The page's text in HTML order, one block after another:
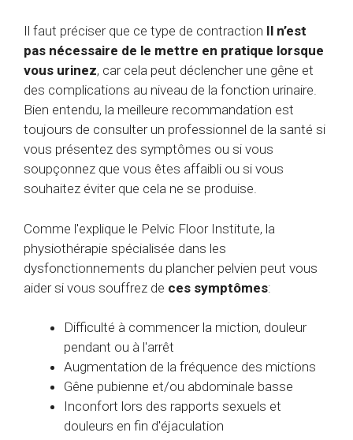
Il faut préciser que ce type de contraction Il n’est
pas nécessaire de le mettre en pratique lorsque
vous urinez, car cela peut déclencher une gêne et
des complications au niveau de la fonction urinaire.
Bien entendu, la meilleure recommandation est
toujours de consulter un professionnel de la santé si
vous présentez des symptômes ou si vous
soupçonnez que vous êtes affaibli ou si vous
souhaitez éviter que cela ne se produise.
Comme l'explique le Pelvic Floor Institute, la
physiothérapie spécialisée dans les
dysfonctionnements du plancher pelvien peut vous
aider si vous souffrez de ces symptômes:
Difficulté à commencer la miction, douleur
pendant ou à l'arrêt
Augmentation de la fréquence des mictions
Gêne pubienne et/ou abdominale basse
Inconfort lors des rapports sexuels et
douleurs en fin d'éjaculation